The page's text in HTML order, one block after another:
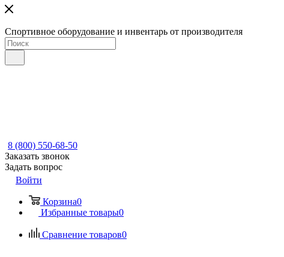
Спортивное оборудование и инвентарь от производителя
8 (800) 550-68-50
Заказать звонок
Задать вопрос
Войти
Корзина0
Избранные товары0
Сравнение товаров0